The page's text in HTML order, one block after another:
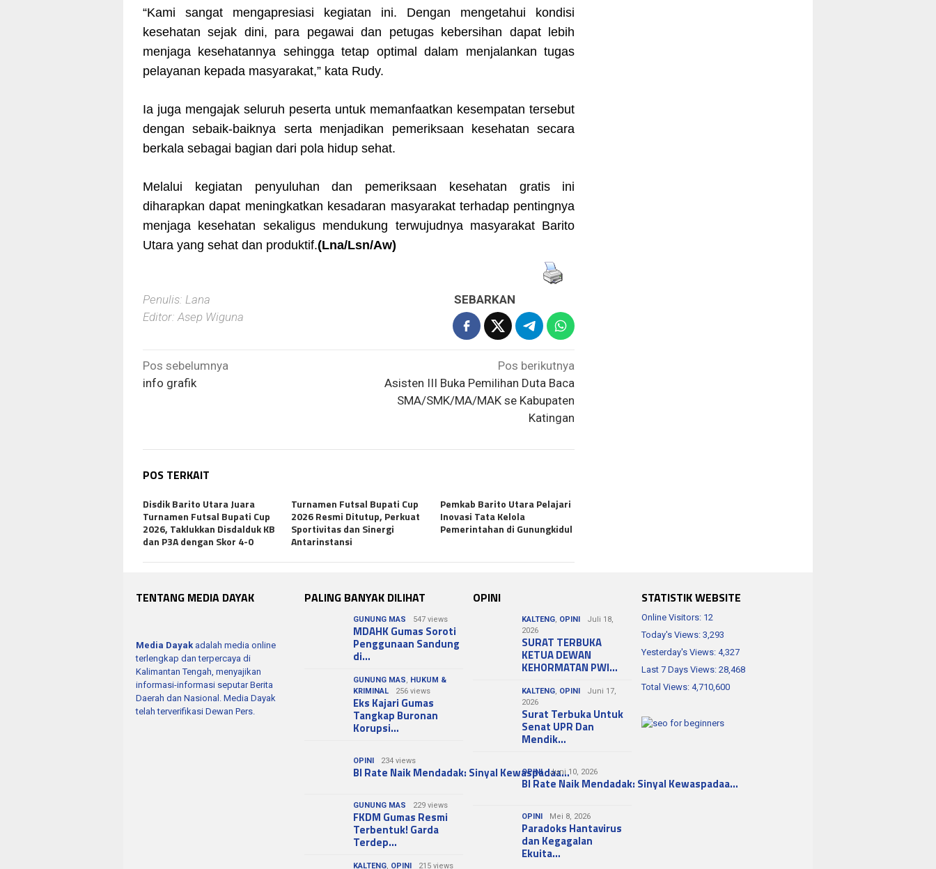
“Kami sangat mengapresiasi kegiatan ini. Dengan mengetahui kondisi
kesehatan sejak dini, para pegawai dan petugas kebersihan dapat lebih
menjaga kesehatannya sehingga tetap optimal dalam menjalankan tugas
pelayanan kepada masyarakat,” kata Rudy.
Ia juga mengajak seluruh peserta untuk memanfaatkan kesempatan tersebut
dengan sebaik-baiknya serta menjadikan pemeriksaan kesehatan secara
berkala sebagai bagian dari pola hidup sehat.
Melalui kegiatan penyuluhan dan pemeriksaan kesehatan gratis ini
diharapkan dapat meningkatkan kesadaran masyarakat terhadap pentingnya
menjaga kesehatan sekaligus mendukung terwujudnya masyarakat Barito
Utara yang sehat dan produktif.(Lna/Lsn/Aw)
Penulis: Lana
Editor: Asep Wiguna
SEBARKAN
Navigasi
pos
Pos sebelumnya
info grafik
Pos berikutnya
Asisten III Buka Pemilihan Duta Baca
SMA/SMK/MA/MAK se Kabupaten
Katingan
POS TERKAIT
Disdik Barito Utara Juara
Turnamen Futsal Bupati Cup
2026, Taklukkan Disdalduk KB
dan P3A dengan Skor 4-0
Turnamen Futsal Bupati Cup
2026 Resmi Ditutup, Perkuat
Sportivitas dan Sinergi
Antarinstansi
Pemkab Barito Utara Pelajari
Inovasi Tata Kelola
Pemerintahan di Gunungkidul
TENTANG MEDIA DAYAK
Media Dayak adalah media online
terlengkap dan terpercaya di
Kalimantan Tengah, menyajikan
informasi-informasi seputar Berita
Daerah dan Nasional. Media Dayak
telah terverifikasi Dewan Pers.
PALING BANYAK DILIHAT
GUNUNG MAS 547 views
MDAHK Gumas Soroti
Penggunaan Sandung
di…
GUNUNG MAS, HUKUM &
KRIMINAL
256 views
Eks Kajari Gumas
Tangkap Buronan
Korupsi…
OPINI 234 views
BI Rate Naik Mendadak: Sinyal Kewaspadaa…
GUNUNG MAS 229 views
FKDM Gumas Resmi
Terbentuk! Garda
Terdep…
KALTENG, OPINI 215 views
OPINI
KALTENG, OPINI
Juli 18,
2026
SURAT TERBUKA
KETUA DEWAN
KEHORMATAN PWI…
KALTENG, OPINI
Juni 17,
2026
Surat Terbuka Untuk
Senat UPR Dan
Mendik…
OPINI Juni 10, 2026
BI Rate Naik Mendadak: Sinyal Kewaspadaa…
OPINI Mei 8, 2026
Paradoks Hantavirus
dan Kegagalan
Ekuita…
STATISTIK WEBSITE
Online Visitors: 12
Today's Views: 3,293
Yesterday's Views: 4,327
Last 7 Days Views: 28,468
Total Views: 4,710,600